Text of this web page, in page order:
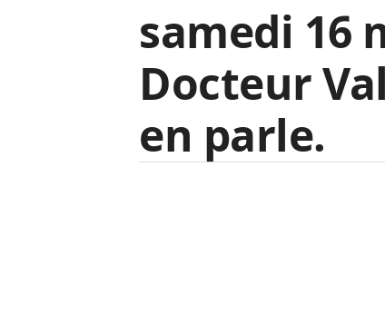
samedi 16
Docteur
en parle.